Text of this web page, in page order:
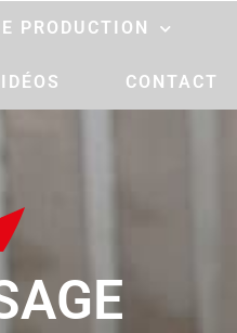
PRODUCTION
CONTACT